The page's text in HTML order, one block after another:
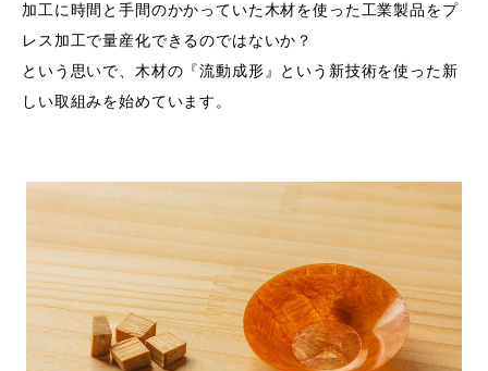
加工に時間と手間のかかっていた木材を使った工業製品をプ
レス加工で量産化できるのではないか？
という思いで、木材の『流動成形』という新技術を使った新
しい取組みを始めています。